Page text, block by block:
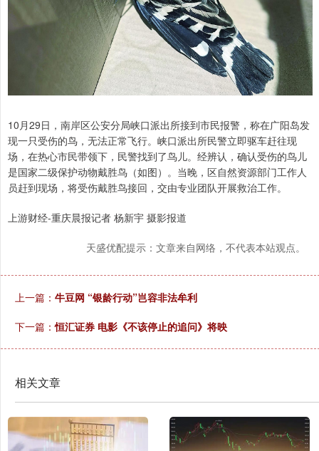
10月29日，南岸区公安分局峡口派出所接到市民报警，称在广阳岛发
现一只受伤的鸟，无法正常飞行。峡口派出所民警立即驱车赶往现
场，在热心市民带领下，民警找到了鸟儿。经辨认，确认受伤的鸟儿
是国家二级保护动物戴胜鸟（如图）。当晚，区自然资源部门工作人
员赶到现场，将受伤戴胜鸟接回，交由专业团队开展救治工作。
上游财经-重庆晨报记者 杨新宇 摄影报道
天盛优配提示：文章来自网络，不代表本站观点。
上一篇： 牛豆网 “银龄行动”岂容非法牟利
下一篇：恒汇证券 电影《不该停止的追问》将映
相关文章